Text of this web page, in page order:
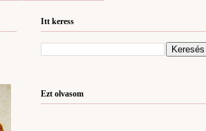
Itt keress
Ezt olvasom